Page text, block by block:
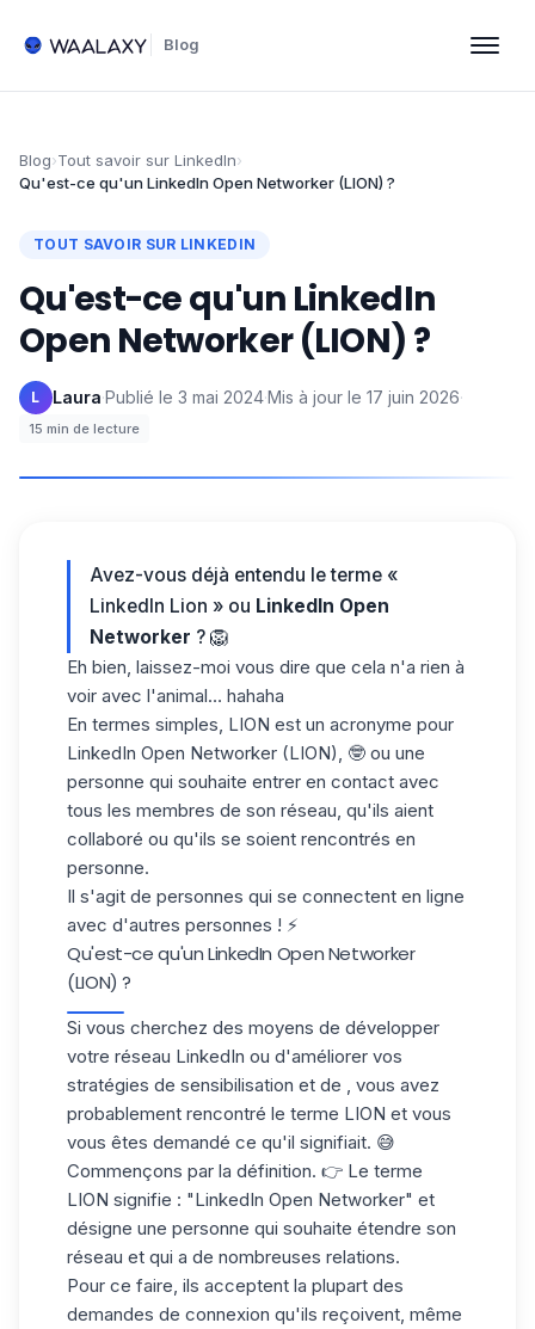
Blog
Blog›Tout savoir sur LinkedIn›
Qu'est-ce qu'un LinkedIn Open Networker (LION) ?
TOUT SAVOIR SUR LINKEDIN
Qu'est-ce qu'un LinkedIn
Open Networker (LION) ?
L Laura·Publié le 3 mai 2024·Mis à jour le 17 juin 2026·
15 min de lecture
Avez-vous déjà entendu le terme «
LinkedIn Lion » ou LinkedIn Open
Networker ? 🦁
Eh bien, laissez-moi vous dire que cela n'a rien à
voir avec l'animal… hahaha
En termes simples, LION est un acronyme pour
LinkedIn Open Networker (LION), 🤓 ou une
personne qui souhaite entrer en contact avec
tous les membres de son réseau, qu'ils aient
collaboré ou qu'ils se soient rencontrés en
personne.
Il s'agit de personnes qui se connectent en ligne
avec d'autres personnes ! ⚡
Qu'est-ce qu'un LinkedIn Open Networker
(LION) ?
Si vous cherchez des moyens de développer
votre réseau LinkedIn ou d'améliorer vos
stratégies de sensibilisation et de , vous avez
probablement rencontré le terme LION et vous
vous êtes demandé ce qu'il signifiait. 😅
Commençons par la définition. 👉 Le terme
LION signifie : "LinkedIn Open Networker" et
désigne une personne qui souhaite étendre son
réseau et qui a de nombreuses relations.
Pour ce faire, ils acceptent la plupart des
demandes de connexion qu'ils reçoivent, même